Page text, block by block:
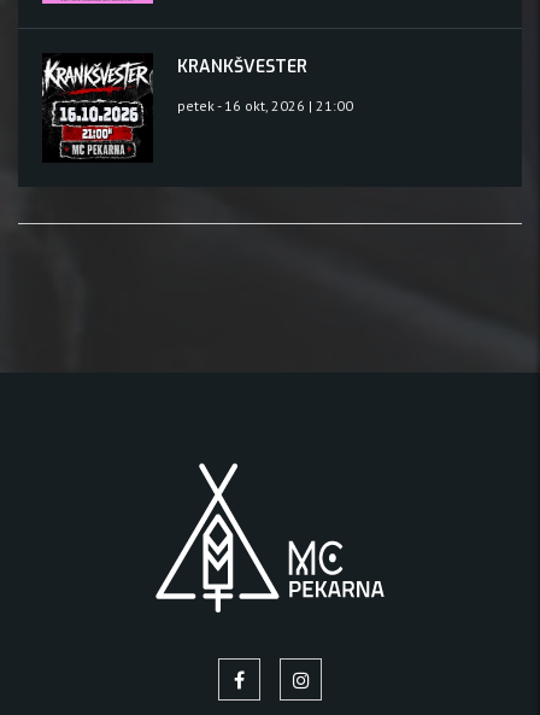
KRANKŠVESTER
petek - 16 okt, 2026 | 21:00